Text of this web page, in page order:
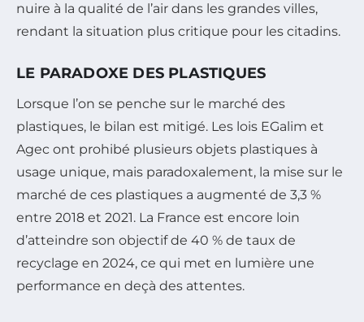
nuire à la qualité de l’air dans les grandes villes,
rendant la situation plus critique pour les citadins.
LE PARADOXE DES PLASTIQUES
Lorsque l’on se penche sur le marché des
plastiques, le bilan est mitigé. Les lois EGalim et
Agec ont prohibé plusieurs objets plastiques à
usage unique, mais paradoxalement, la mise sur le
marché de ces plastiques a augmenté de 3,3 %
entre 2018 et 2021. La France est encore loin
d’atteindre son objectif de 40 % de taux de
recyclage en 2024, ce qui met en lumière une
performance en deçà des attentes.